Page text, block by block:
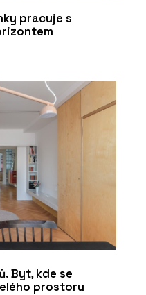
pracuje s
Byt, kde se
prostoru